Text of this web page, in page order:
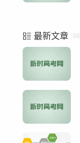
最新文章